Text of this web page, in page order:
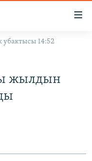
14:52
жылдын